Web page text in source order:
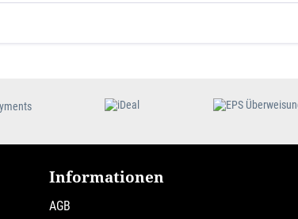
Informationen
AGB